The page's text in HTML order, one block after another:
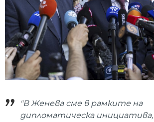
"В Женева сме в рамките на
дипломатическа